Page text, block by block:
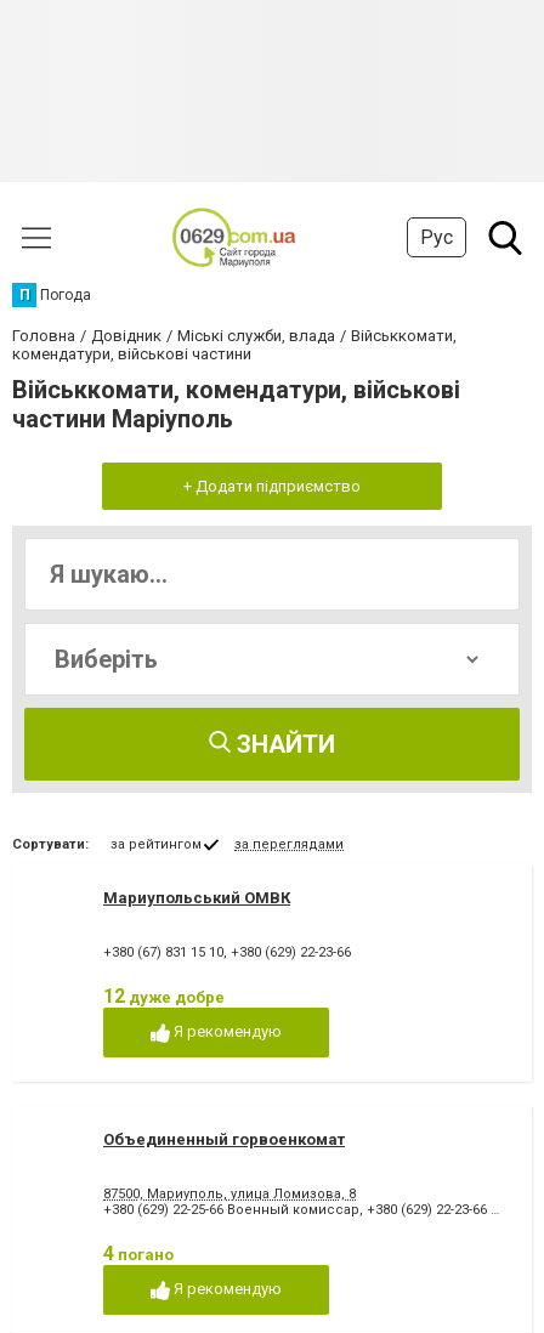
Рус
П Погода
Головна Довідник Міські служби, влада
Військкомати,
комендатури, військові частини
Військкомати, комендатури, військові
частини Маріуполь
+ Додати підприємство
ЗНАЙТИ
Сортувати: за рейтингом за переглядами
Мариупольський ОМВК
+380 (67) 831 15 10, +380 (629) 22-23-66
12 дуже добре
Я рекомендую
Объединенный горвоенкомат
87500, Мариуполь, улица Ломизова, 8
+380 (629) 22-25-66 Военный комиссар, +380 (629) 22-23-66 Дежурный
4 погано
Я рекомендую